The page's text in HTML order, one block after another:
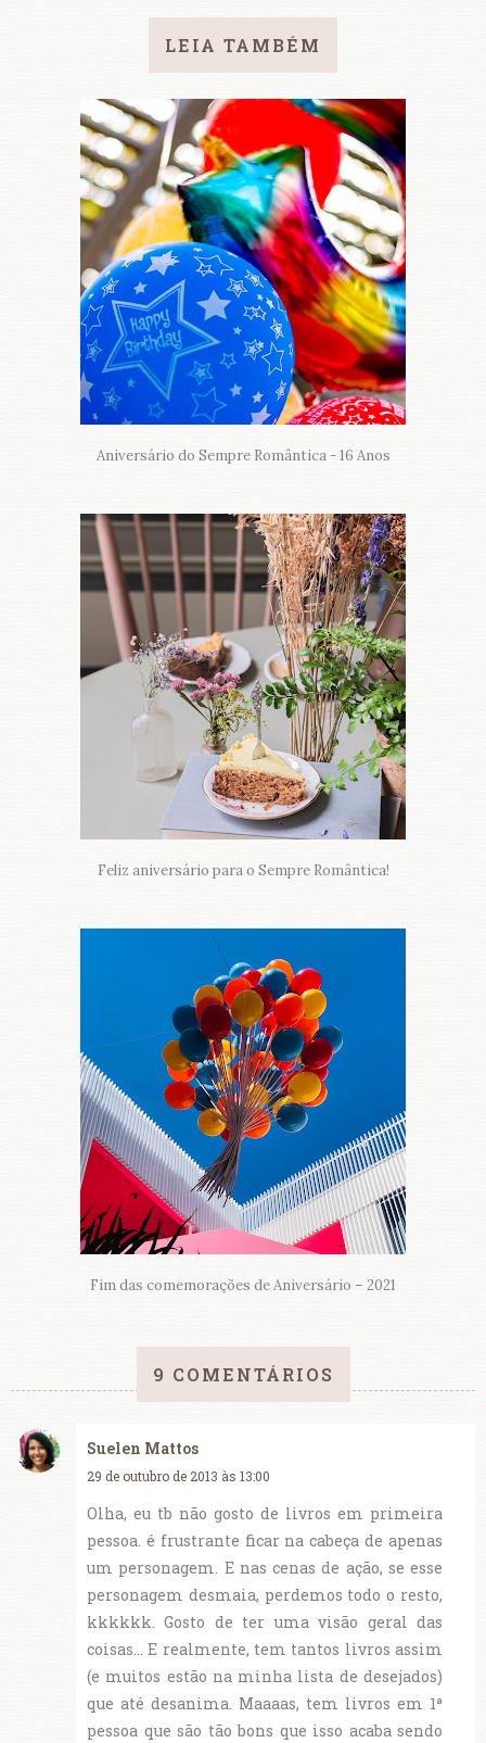
LEIA TAMBÉM
Aniversário do Sempre Romântica - 16 Anos
Feliz aniversário para o Sempre Romântica!
Fim das comemorações de Aniversário – 2021
9 COMENTÁRIOS
Suelen Mattos
29 de outubro de 2013 às 13:00
Olha, eu tb não gosto de livros em primeira
pessoa. é frustrante ficar na cabeça de apenas
um personagem. E nas cenas de ação, se esse
personagem desmaia, perdemos todo o resto,
kkkkkk. Gosto de ter uma visão geral das
coisas... E realmente, tem tantos livros assim
(e muitos estão na minha lista de desejados)
que até desanima. Maaaas, tem livros em 1ª
pessoa que são tão bons que isso acaba sendo